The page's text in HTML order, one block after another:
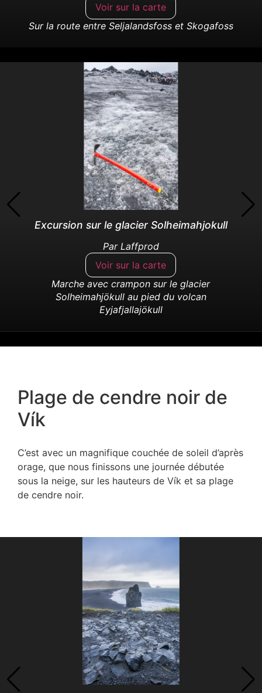
Voir sur la carte
Sur la route entre Seljalandsfoss et Skogafoss
Excursion sur le glacier Solheimahjokull
Par Laffprod
Voir sur la carte
Marche avec crampon sur le glacier
Solheimahjökull au pied du volcan
Eyjafjallajökull
Plage de cendre noir de
Vík
C’est avec un magnifique couchée de soleil d’après
orage, que nous finissons une journée débutée
sous la neige, sur les hauteurs de Vík et sa plage
de cendre noir.